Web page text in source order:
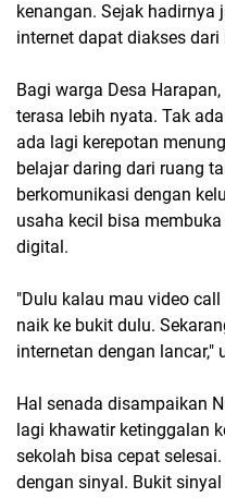
kenangan. Sejak hadirnya
internet dapat diakses
Bagi warga Desa
terasa lebih nyata. Tak
ada lagi kerepotan
belajar daring dari ruang
berkomunikasi dengan
usaha kecil bisa
digital.
"Dulu kalau mau video
naik ke bukit dulu.
internetan dengan lancar,"
Hal senada disampaikan
lagi khawatir ketinggalan
sekolah bisa cepat
dengan sinyal. Bukit